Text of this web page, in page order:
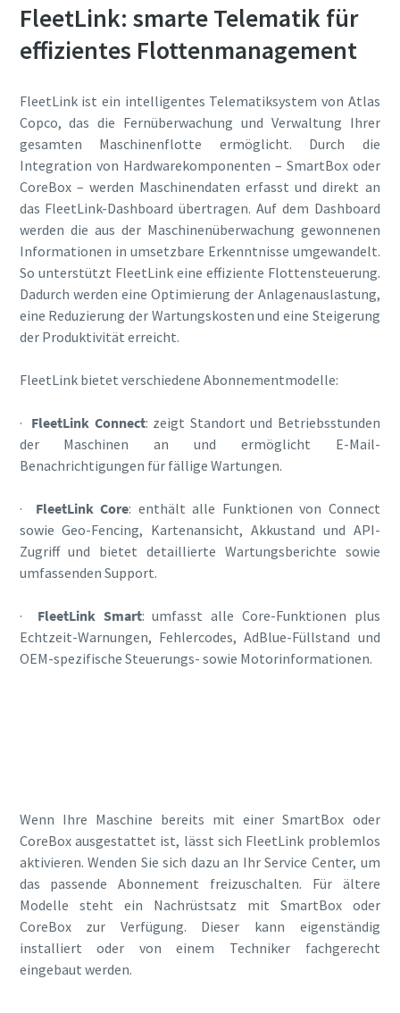
FleetLink: smarte Telematik für
effizientes Flottenmanagement
FleetLink ist ein intelligentes Telematiksystem von Atlas
Copco, das die Fernüberwachung und Verwaltung Ihrer
gesamten Maschinenflotte ermöglicht. Durch die
Integration von Hardwarekomponenten – SmartBox oder
CoreBox – werden Maschinendaten erfasst und direkt an
das FleetLink-Dashboard übertragen. Auf dem Dashboard
werden die aus der Maschinenüberwachung gewonnenen
Informationen in umsetzbare Erkenntnisse umgewandelt.
So unterstützt FleetLink eine effiziente Flottensteuerung.
Dadurch werden eine Optimierung der Anlagenauslastung,
eine Reduzierung der Wartungskosten und eine Steigerung
der Produktivität erreicht.
FleetLink bietet verschiedene Abonnementmodelle:
· FleetLink Connect: zeigt Standort und Betriebsstunden
der Maschinen an und ermöglicht E-Mail-
Benachrichtigungen für fällige Wartungen.
· FleetLink Core: enthält alle Funktionen von Connect
sowie Geo-Fencing, Kartenansicht, Akkustand und API-
Zugriff und bietet detaillierte Wartungsberichte sowie
umfassenden Support.
· FleetLink Smart: umfasst alle Core-Funktionen plus
Echtzeit-Warnungen, Fehlercodes, AdBlue-Füllstand und
OEM-spezifische Steuerungs- sowie Motorinformationen.
Wenn Ihre Maschine bereits mit einer SmartBox oder
CoreBox ausgestattet ist, lässt sich FleetLink problemlos
aktivieren. Wenden Sie sich dazu an Ihr Service Center, um
das passende Abonnement freizuschalten. Für ältere
Modelle steht ein Nachrüstsatz mit SmartBox oder
CoreBox zur Verfügung. Dieser kann eigenständig
installiert oder von einem Techniker fachgerecht
eingebaut werden.